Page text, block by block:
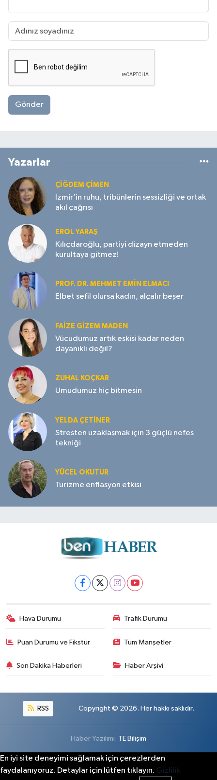
Gönder
Yazarlar
ÇIĞDEM ÇIMEN
İzmir’in ruhu, tribünlerin sessizliği ve ortak
akıl çağrısı
EROL YARAŞ
Kılıçdaroğlu, partiyi dizayn etmeden
kurultaya gitmez!
PROF. DR. MEHMET EMIN ELMACI
Elbet sefil olursa kadın, alçalır beşer
FAIZE GIZEM MADEN
Vücudumuz artık eskisi kadar neden
dayanıklı değil?
ZUHAL KOÇKAR
Umudumuz hiç bitmesin
YELDA ÇETİNER
Stresten uzaklaşmak için 3 güçlü nefes
tekniği
YÜCEL OKUTUR
Turizme enflasyon etkisi
Hava Durumu Trafik Durumu
Puan Durumu ve Fikstür Tüm Manşetler
Son Dakika Haberleri Haber Arşivi
RSS Copyright © 2026. Her hakkı saklıdır.
Haber Yazılımı: TE Bilişim
En iyi site deneyimi sağlamak için çerezlerden
faydalanıyoruz. Detaylar için lütfen tıklayın. Gizlilik